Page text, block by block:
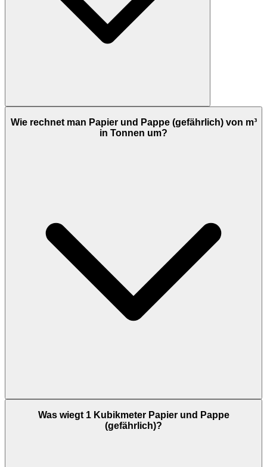
Wie rechnet man Papier und Pappe (gefährlich) von m³
in Tonnen um?
Was wiegt 1 Kubikmeter Papier und Pappe
(gefährlich)?